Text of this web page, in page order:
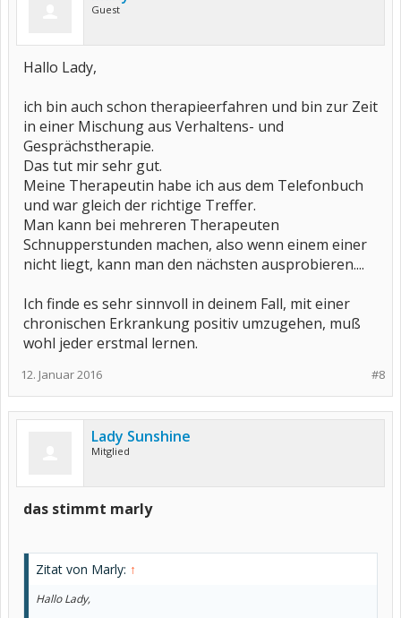
Guest
Hallo Lady,
ich bin auch schon therapieerfahren und bin zur Zeit
in einer Mischung aus Verhaltens- und
Gesprächstherapie.
Das tut mir sehr gut.
Meine Therapeutin habe ich aus dem Telefonbuch
und war gleich der richtige Treffer.
Man kann bei mehreren Therapeuten
Schnupperstunden machen, also wenn einem einer
nicht liegt, kann man den nächsten ausprobieren....
Ich finde es sehr sinnvoll in deinem Fall, mit einer
chronischen Erkrankung positiv umzugehen, muß
wohl jeder erstmal lernen.
#8
12. Januar 2016
Lady Sunshine
Mitglied
das stimmt marly
Zitat von Marly: ↑
Hallo Lady,